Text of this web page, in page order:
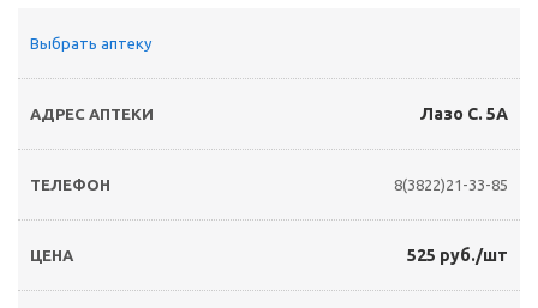
Выбрать аптеку
Лазо С. 5А
8(3822)21-33-85
525 руб./шт